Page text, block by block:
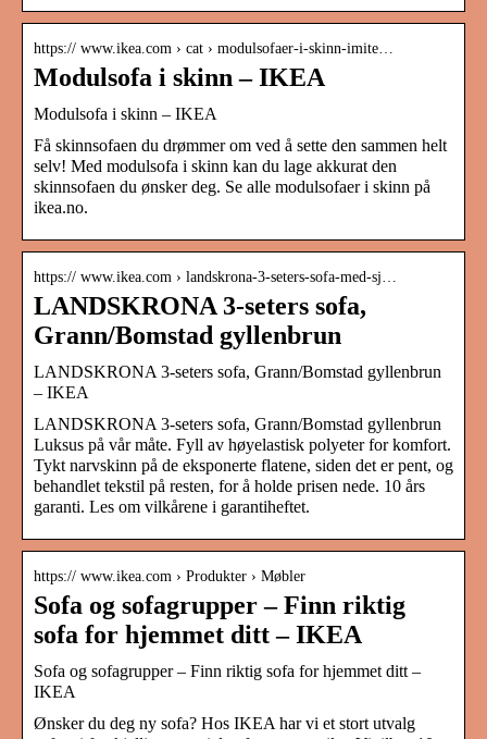
https:// www.ikea.com › cat › modulsofaer-i-skinn-imite…
Modulsofa i skinn – IKEA
Modulsofa i skinn – IKEA
Få skinnsofaen du drømmer om ved å sette den sammen helt
selv! Med modulsofa i skinn kan du lage akkurat den
skinnsofaen du ønsker deg. Se alle modulsofaer i skinn på
ikea.no.
https:// www.ikea.com › landskrona-3-seters-sofa-med-sj…
LANDSKRONA 3-seters sofa,
Grann/Bomstad gyllenbrun
LANDSKRONA 3-seters sofa, Grann/Bomstad gyllenbrun
– IKEA
LANDSKRONA 3-seters sofa, Grann/Bomstad gyllenbrun
Luksus på vår måte. Fyll av høyelastisk polyeter for komfort.
Tykt narvskinn på de eksponerte flatene, siden det er pent, og
behandlet tekstil på resten, for å holde prisen nede. 10 års
garanti. Les om vilkårene i garantiheftet.
https:// www.ikea.com › Produkter › Møbler
Sofa og sofagrupper – Finn riktig
sofa for hjemmet ditt – IKEA
Sofa og sofagrupper – Finn riktig sofa for hjemmet ditt –
IKEA
Ønsker du deg ny sofa? Hos IKEA har vi et stort utvalg